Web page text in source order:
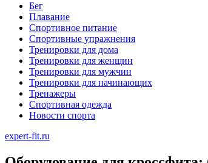
Бег
Плавание
Спортивное питание
Спортивные упражнения
Тренировки для дома
Тренировки для женщин
Тренировки для мужчин
Тренировки для начинающих
Тренажеры
Спортивная одежда
Новости спорта
expert-fit.ru